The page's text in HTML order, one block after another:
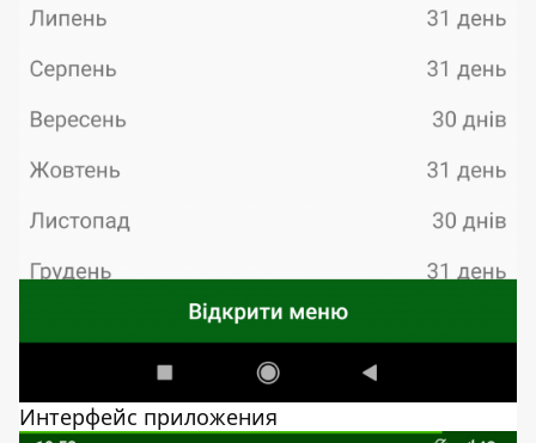
Интерфейс приложения